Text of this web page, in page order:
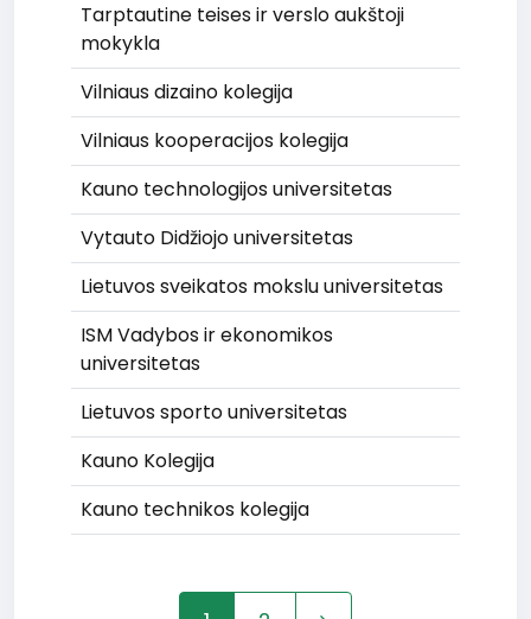
Tarptautine teises ir verslo aukštoji
mokykla
Vilniaus dizaino kolegija
Vilniaus kooperacijos kolegija
Kauno technologijos universitetas
Vytauto Didžiojo universitetas
Lietuvos sveikatos mokslu universitetas
ISM Vadybos ir ekonomikos
universitetas
Lietuvos sporto universitetas
Kauno Kolegija
Kauno technikos kolegija